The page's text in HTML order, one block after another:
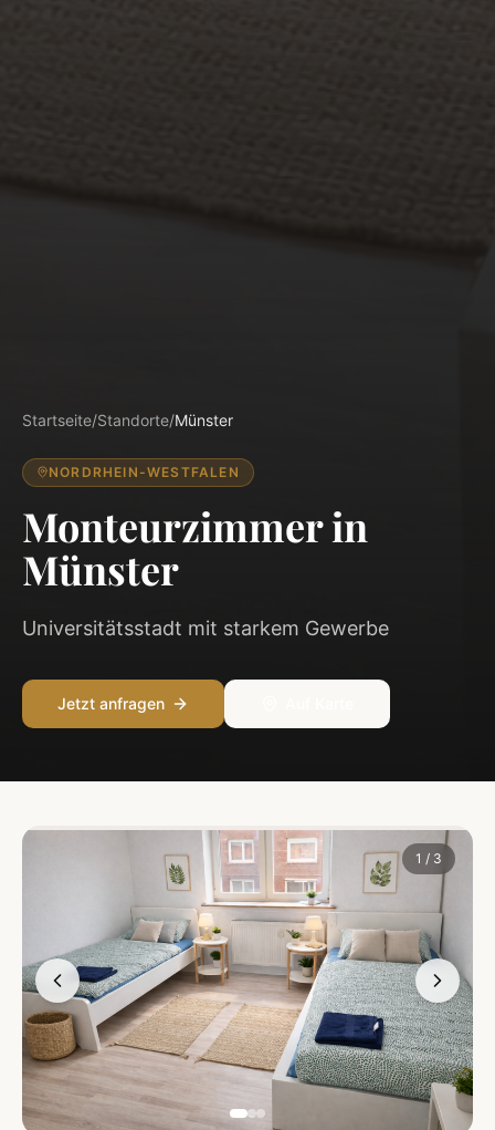
Startseite/Standorte/Münster
NORDRHEIN-WESTFALEN
Monteurzimmer in
Münster
Universitätsstadt mit starkem Gewerbe
Jetzt anfragen
1 / 3